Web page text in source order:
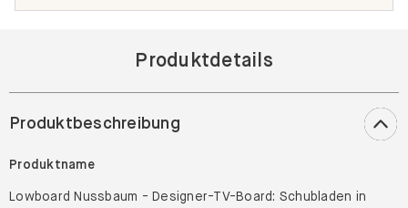
Produktdetails
Produktbeschreibung
Produktname
Lowboard Nussbaum - Designer-TV-Board: Schubladen in